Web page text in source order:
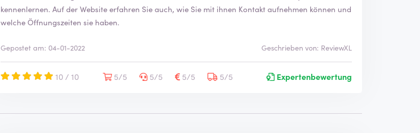
kennenlernen. Auf der Website erfahren Sie auch, wie Sie mit ihnen Kontakt aufnehmen können und
welche Öffnungszeiten sie haben.
Gepostet am: 04-01-2022 Geschrieben von: ReviewXL
10 / 10 5/5 5/5 5/5 5/5 Expertenbewertung